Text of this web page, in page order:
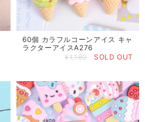
60個 カラフルコーンアイス キャ
ラクターアイスA276
¥1,180
SOLD OUT